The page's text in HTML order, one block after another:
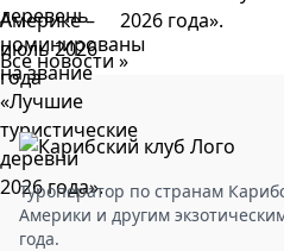
2026 года».
Все новости »
Туроператор по странам
Америки и другим
года.